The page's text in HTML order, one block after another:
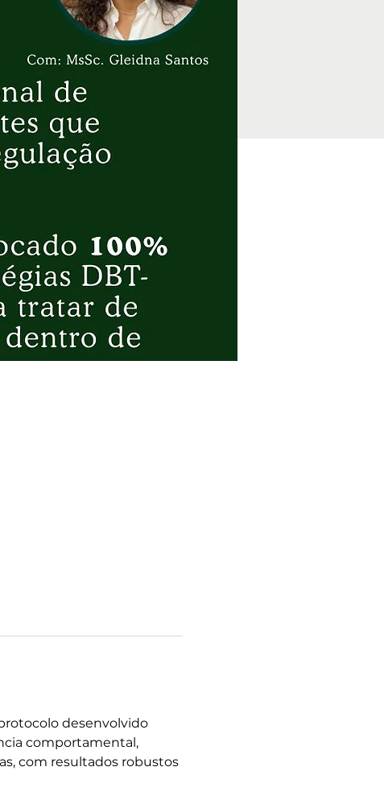
desenvolvido
comportamental,
com resultados robustos